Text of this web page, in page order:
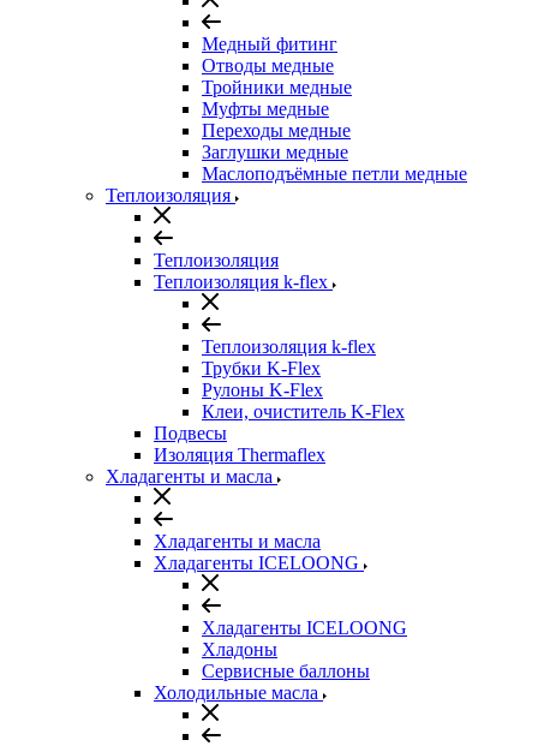
Медный фитинг
Отводы медные
Тройники медные
Муфты медные
Переходы медные
Заглушки медные
Маслоподъёмные петли медные
Теплоизоляция
Теплоизоляция
Теплоизоляция k-flex
Теплоизоляция k-flex
Трубки K-Flex
Рулоны K-Flex
Клеи, очиститель K-Flex
Подвесы
Изоляция Thermaflex
Хладагенты и масла
Хладагенты и масла
Хладагенты ICELOONG
Хладагенты ICELOONG
Хладоны
Сервисные баллоны
Холодильные масла